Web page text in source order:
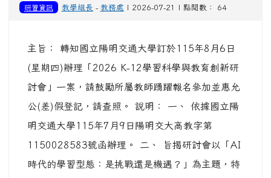
研習資訊 教學組長 - 教務處 | 2026-07-21 | 點閱數： 64
主旨： 轉知國立陽明交通大學訂於115年8月6日
(星期四)辦理「2026 K-12學習科學與教育創新研
討會」一案，請鼓勵所屬教師踴躍報名參加並惠允
公(差)假登記，請查照。 說明： 一、 依據國立陽
明交通大學115年7月9日陽明交大高教字第
1150028583號函辦理。 二、 旨揭研討會以「AI
時代的學習型態：是挑戰還是機遇？」為主題，特